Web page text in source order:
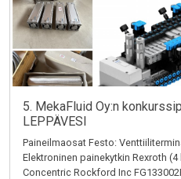
5. MekaFluid Oy:n
LEPPÄVESI
Paineilmaosat Festo:
Elektroninen painekytkin Rexroth
Concentric Rockford Inc